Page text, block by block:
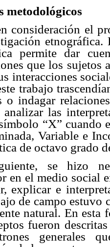
metodológicos
consideración el
permite dar
que los sujetos
interacciones
trabajo
o indagar
las
“X” cuando
Variable e
de octavo grado
se hizo
en el medio social
explicar e
de campo estuvo
natural. En esta
fueron
generales